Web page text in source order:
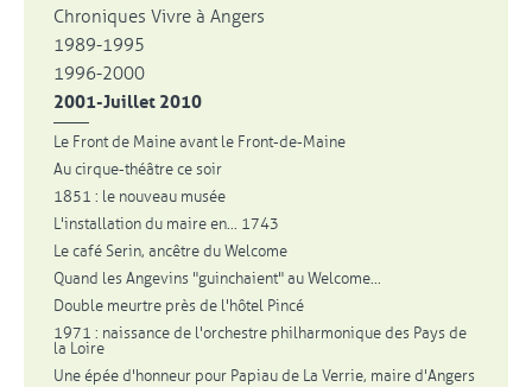
Chroniques Vivre à Angers
1989-1995
1996-2000
2001-Juillet 2010
Le Front de Maine avant le Front-de-Maine
Au cirque-théâtre ce soir
1851 : le nouveau musée
L'installation du maire en... 1743
Le café Serin, ancêtre du Welcome
Quand les Angevins "guinchaient" au Welcome...
Double meurtre près de l'hôtel Pincé
1971 : naissance de l'orchestre philharmonique des Pays de
la Loire
Une épée d'honneur pour Papiau de La Verrie, maire d'Angers